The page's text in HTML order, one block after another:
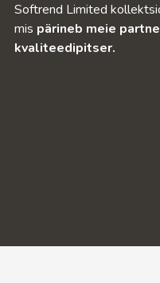
Softrend Limited
mis pärineb meie
kvaliteedipitser.